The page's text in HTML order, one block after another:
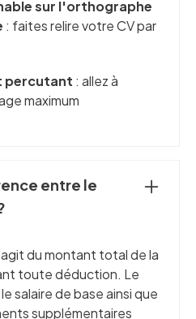
sur l'orthographe
: faites relire votre CV par
percutant : allez à
maximum
entre le
du montant total de la
toute déduction. Le
salaire de base ainsi que
supplémentaires